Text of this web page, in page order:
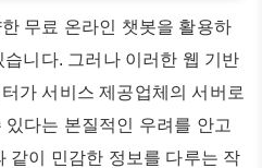
무료 온라인 챗봇을 활용하
니다. 그러나 이러한 웹 기반
가 서비스 제공업체의 서버로
다는 본질적인 우려를 안고
같이 민감한 정보를 다루는 작